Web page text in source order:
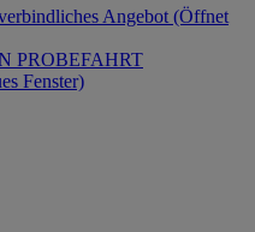
Angebot (Öffnet
PROBEFAHRT
Fenster)